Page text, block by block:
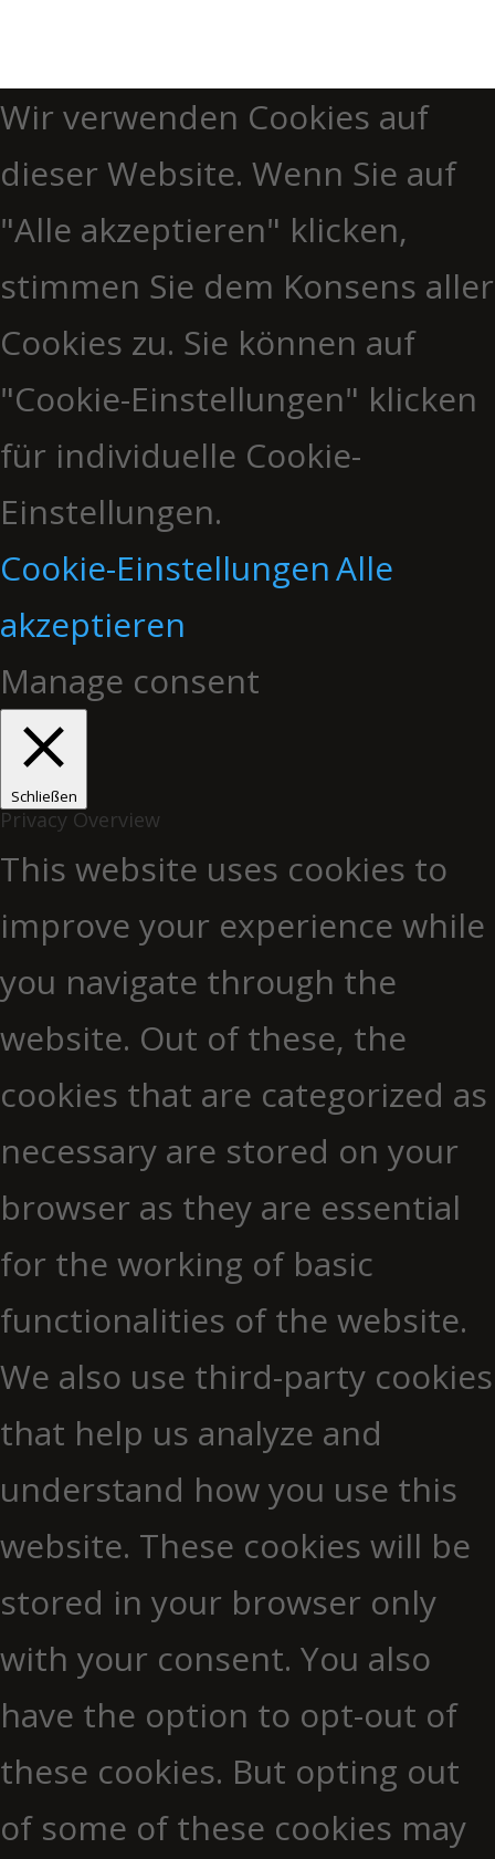
Wir verwenden Cookies auf
dieser Website. Wenn Sie auf
"Alle akzeptieren" klicken,
stimmen Sie dem Konsens aller
Cookies zu. Sie können auf
"Cookie-Einstellungen" klicken
für individuelle Cookie-
Einstellungen.
Cookie-EinstellungenAlle
akzeptieren
Manage consent
Schließen
Privacy Overview
This website uses cookies to
improve your experience while
you navigate through the
website. Out of these, the
cookies that are categorized as
necessary are stored on your
browser as they are essential
for the working of basic
functionalities of the website.
We also use third-party cookies
that help us analyze and
understand how you use this
website. These cookies will be
stored in your browser only
with your consent. You also
have the option to opt-out of
these cookies. But opting out
of some of these cookies may